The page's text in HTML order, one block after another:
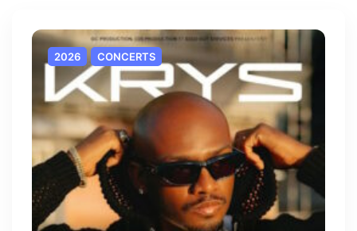
2026 CONCERTS